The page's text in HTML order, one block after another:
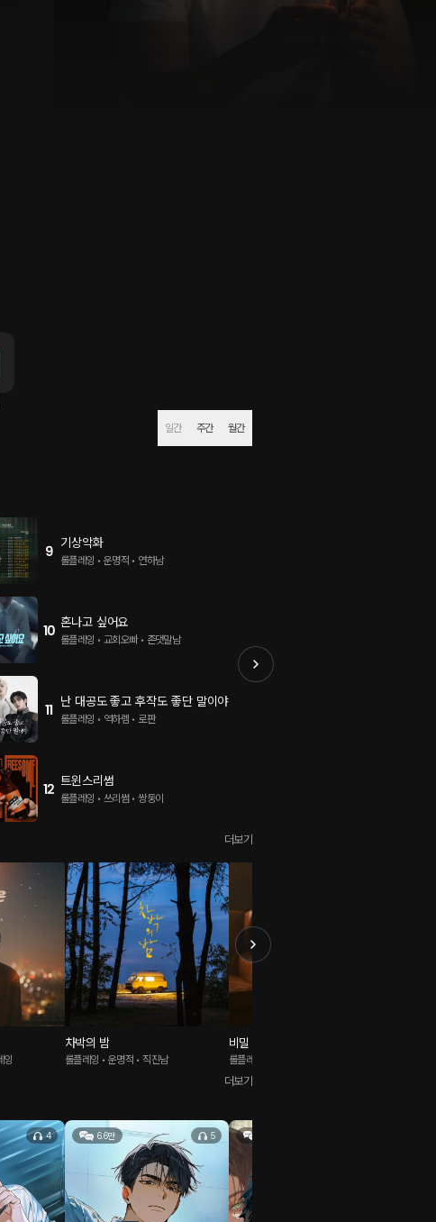
일간 주간 월간
9 기상악화
롤플레잉 • 운명적 • 연하남
10 혼나고 싶어요
롤플레잉 • 교회오빠 • 존댓말남
11 난 대공도 좋고 후작도 좋단 말이야
롤플레잉 • 역하렘 • 로판
12 트윈스리썸
롤플레잉 • 쓰리썸 • 쌍둥이
더보기
잉
차박의 밤
롤플레잉 • 운명적 • 직진남
비밀 주파수 69.999MHz
롤플레잉 • 낯선남자 • 다정남
더보기
4 6.6만 5